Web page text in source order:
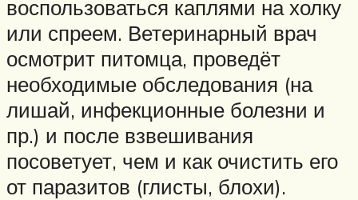
воспользоваться каплями на холку
или спреем. Ветеринарный врач
осмотрит питомца, проведёт
необходимые обследования (на
лишай, инфекционные болезни и
пр.) и после взвешивания
посоветует, чем и как очистить его
от паразитов (глисты, блохи).